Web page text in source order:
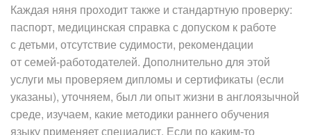
Каждая няня проходит также и стандартную проверку:
паспорт, медицинская справка с допуском к работе
с детьми, отсутствие судимости, рекомендации
от семей-работодателей. Дополнительно для этой
услуги мы проверяем дипломы и сертификаты (если
указаны), уточняем, был ли опыт жизни в англоязычной
среде, изучаем, какие методики раннего обучения
языку применяет специалист. Если по каким-то